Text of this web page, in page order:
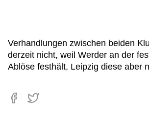
Verhandlungen zwischen beiden
derzeit nicht, weil Werder an der
Ablöse festhält, Leipzig diese aber